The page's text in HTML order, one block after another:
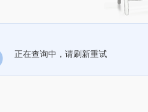
正在查询中，请刷新重试